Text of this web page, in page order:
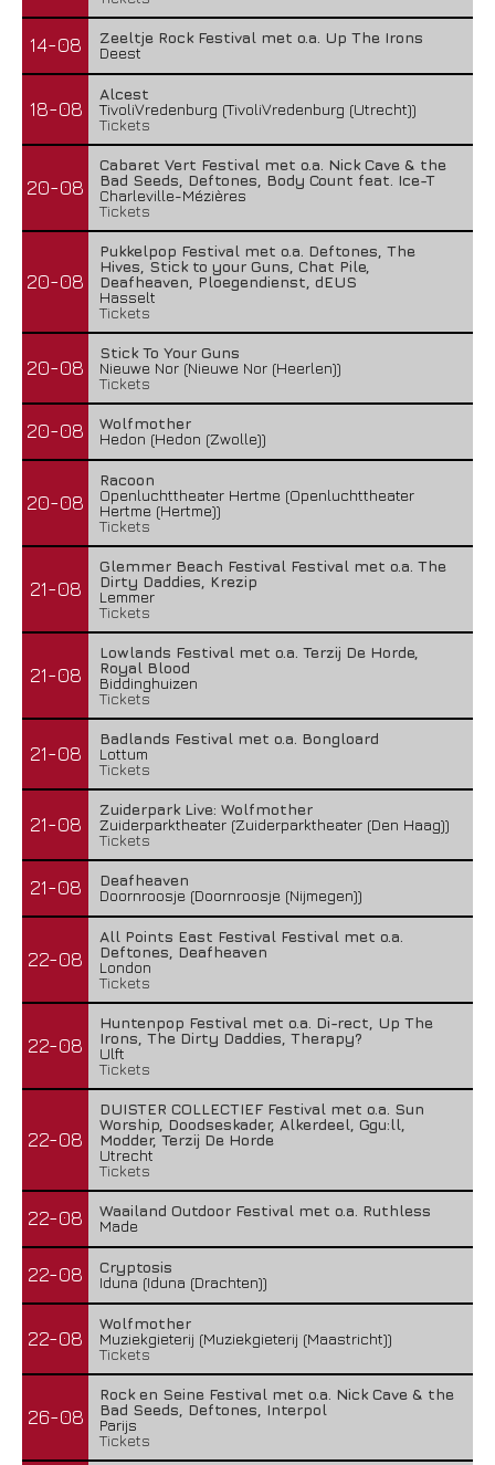
14-08
Zeeltje Rock Festival met o.a. Up The Irons
Deest
18-08
Alcest
TivoliVredenburg (TivoliVredenburg (Utrecht))
Tickets
20-08
Cabaret Vert Festival met o.a. Nick Cave & the
Bad Seeds, Deftones, Body Count feat. Ice-T
Charleville-Mézières
Tickets
20-08
Pukkelpop Festival met o.a. Deftones, The
Hives, Stick to your Guns, Chat Pile,
Deafheaven, Ploegendienst, dEUS
Hasselt
Tickets
20-08
Stick To Your Guns
Nieuwe Nor (Nieuwe Nor (Heerlen))
Tickets
20-08
Wolfmother
Hedon (Hedon (Zwolle))
20-08
Racoon
Openluchttheater Hertme (Openluchttheater
Hertme (Hertme))
Tickets
21-08
Glemmer Beach Festival Festival met o.a. The
Dirty Daddies, Krezip
Lemmer
Tickets
21-08
Lowlands Festival met o.a. Terzij De Horde,
Royal Blood
Biddinghuizen
Tickets
21-08
Badlands Festival met o.a. Bongloard
Lottum
Tickets
21-08
Zuiderpark Live: Wolfmother
Zuiderparktheater (Zuiderparktheater (Den Haag))
Tickets
21-08
Deafheaven
Doornroosje (Doornroosje (Nijmegen))
22-08
All Points East Festival Festival met o.a.
Deftones, Deafheaven
London
Tickets
22-08
Huntenpop Festival met o.a. Di-rect, Up The
Irons, The Dirty Daddies, Therapy?
Ulft
Tickets
22-08
DUISTER COLLECTIEF Festival met o.a. Sun
Worship, Doodseskader, Alkerdeel, Ggu:ll,
Modder, Terzij De Horde
Utrecht
Tickets
22-08
Waailand Outdoor Festival met o.a. Ruthless
Made
22-08
Cryptosis
Iduna (Iduna (Drachten))
22-08
Wolfmother
Muziekgieterij (Muziekgieterij (Maastricht))
Tickets
26-08
Rock en Seine Festival met o.a. Nick Cave & the
Bad Seeds, Deftones, Interpol
Parijs
Tickets